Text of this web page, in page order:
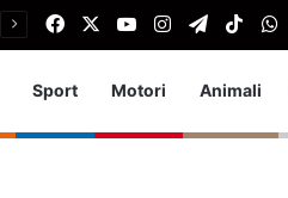
FacebookYou TubeInstagram
Telegram
Sport Motori Animali